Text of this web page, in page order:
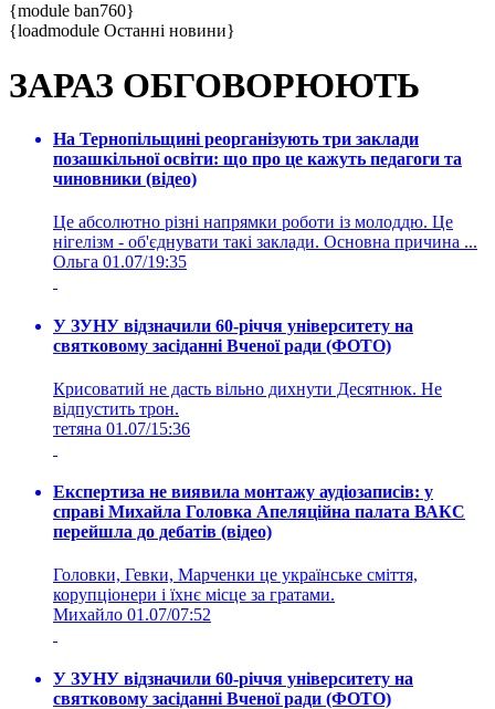
{module ban760}
{loadmodule Останні новини}
ЗАРАЗ ОБГОВОРЮЮТЬ
На Тернопільщині реорганізують три заклади
позашкільної освіти: що про це кажуть педагоги та
чиновники (відео)
Це абсолютно різні напрямки роботи із молоддю. Це
нігелізм - об'єднувати такі заклади. Основна причина ...
Ольга 01.07/19:35
У ЗУНУ відзначили 60-річчя університету на
святковому засіданні Вченої ради (ФОТО)
Крисоватий не дасть вільно дихнути Десятнюк. Не
відпустить трон.
тетяна 01.07/15:36
Експертиза не виявила монтажу аудіозаписів: у
справі Михайла Головка Апеляційна палата ВАКС
перейшла до дебатів (відео)
Головки, Гевки, Марченки це українське сміття,
корупціонери і їхнє місце за гратами.
Михайло 01.07/07:52
У ЗУНУ відзначили 60-річчя університету на
святковому засіданні Вченої ради (ФОТО)